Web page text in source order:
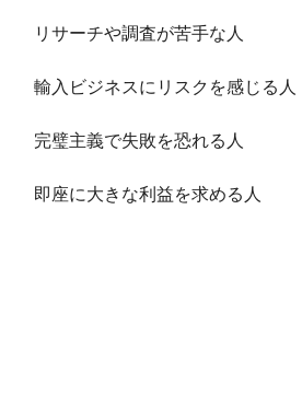
リサーチや調査が苦手な人
輸入ビジネスにリスクを感じる人
完璧主義で失敗を恐れる人
即座に大きな利益を求める人